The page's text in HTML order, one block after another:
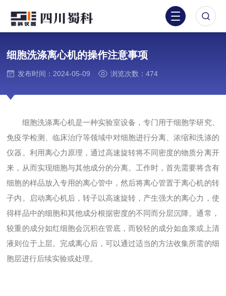
细胞洗涤离心机的操作注意事项
发布时间：2024-05-09 浏览次数：474
细胞洗涤离心机是一种实验室设备，专门用于细胞学研究、
免疫学检测、临床治疗等领域中对细胞进行分离、浓缩和洗涤的
仪器。利用离心力原理，通过高速旋转将不同密度的物质分离开
来，从而实现细胞与其他成分的分离。工作时，首先需要将含有
细胞的样品放入专用的离心管中，然后将离心管置于离心机的转
子内。启动离心机后，转子以高速旋转，产生强大的离心力，使
得样品中的细胞和其他成分根据密度的不同而分层沉降。通常，
较重的成分如红细胞会沉积在管底，而较轻的成分如血浆或上清
液则位于上层。完成离心后，可以通过适当的方法收集所需的细
胞层进行后续实验或处理。